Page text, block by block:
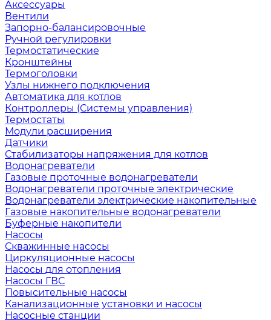
Аксессуары
Вентили
Запорно-балансировочные
Ручной регулировки
Термостатические
Кронштейны
Термоголовки
Узлы нижнего подключения
Автоматика для котлов
Контроллеры (Системы управления)
Термостаты
Модули расширения
Датчики
Стабилизаторы напряжения для котлов
Водонагреватели
Газовые проточные водонагреватели
Водонагреватели проточные электрические
Водонагреватели электрические накопительные
Газовые накопительные водонагреватели
Буферные накопители
Насосы
Скважинные насосы
Циркуляционные насосы
Насосы для отопления
Насосы ГВС
Повысительные насосы
Канализационные установки и насосы
Насосные станции